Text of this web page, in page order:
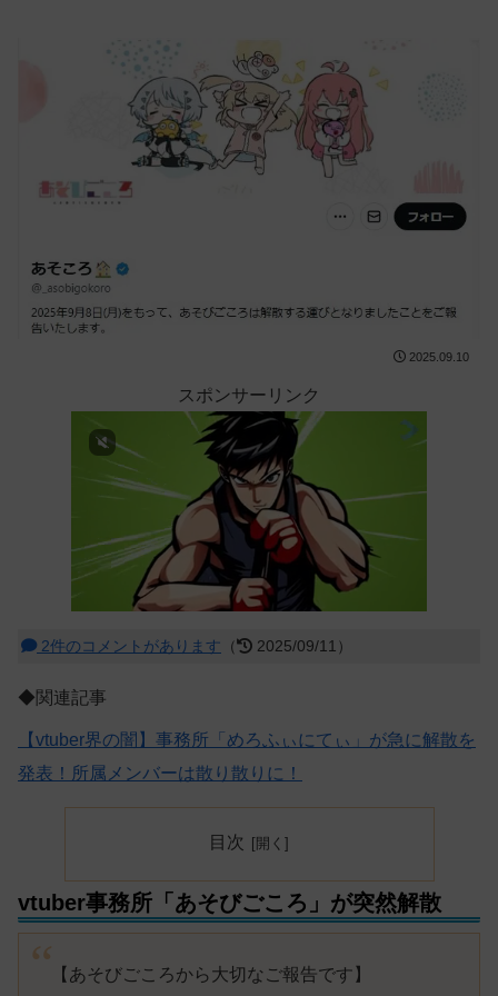
2025.09.10
スポンサーリンク
2件のコメントがあります （ 2025/09/11）
◆関連記事
【vtuber界の闇】事務所「めろふぃにてぃ」が急に解散を
発表！所属メンバーは散り散りに！
目次
vtuber事務所「あそびごころ」が突然解散
【あそびごころから大切なご報告です】